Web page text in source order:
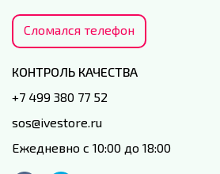
Сломался телефон
КОНТРОЛЬ КАЧЕСТВА
+7 499 380 77 52
sos@ivestore.ru
Ежедневно с 10:00 до 18:00